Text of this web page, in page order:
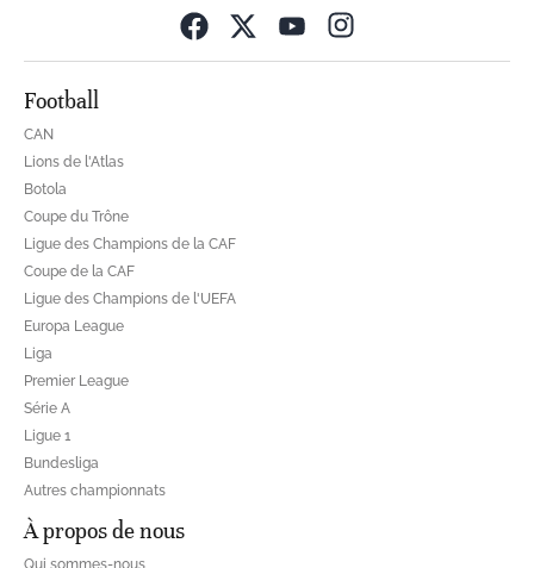
Football
CAN
Lions de l'Atlas
Botola
Coupe du Trône
Ligue des Champions de la CAF
Coupe de la CAF
Ligue des Champions de l'UEFA
Europa League
Liga
Premier League
Série A
Ligue 1
Bundesliga
Autres championnats
À propos de nous
Qui sommes-nous